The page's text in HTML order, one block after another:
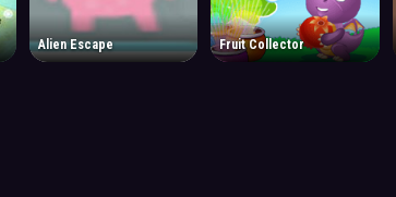
Alien Escape Fruit Collector